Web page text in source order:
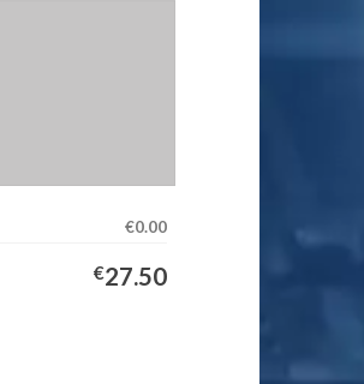
€0.00
€27.50
2027 Manga Larga cantidad